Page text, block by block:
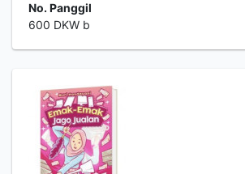
No. Panggil
600 DKW b